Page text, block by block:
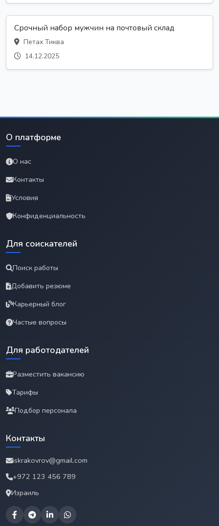
Срочный набор мужчин на почтовый склад
Петах Тиква
14.12.2025
О платформе
О нас
Контакты
Условия
Конфиденциальность
Для соискателей
Поиск работы
Добавить резюме
Карьерный блог
Частые вопросы
Для работодателей
Разместить вакансию
Тарифы
Подбор персонала
Контакты
iskrakovrov@gmail.com
+972 123 456 789
Израиль